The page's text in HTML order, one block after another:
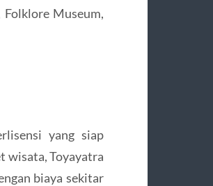
Folklore Museum,
yang siap
wisata, Toyayatra
biaya sekitar